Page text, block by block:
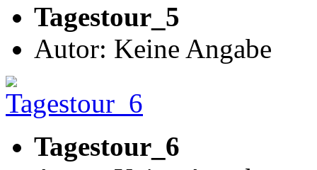
Tagestour_5
Autor: Keine Angabe
Tagestour_6